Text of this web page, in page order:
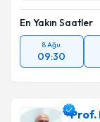
En Yakın Saatler
8 Ağu
09:30
Prof.